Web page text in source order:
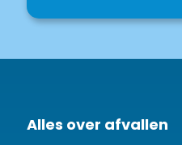
Alles over afvallen